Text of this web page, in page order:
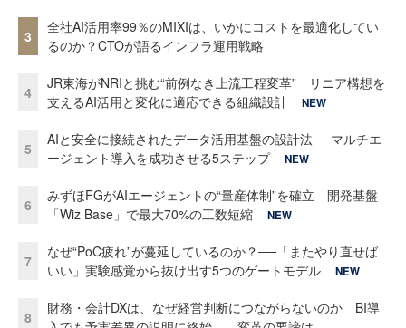
3
全社AI活用率99％のMIXIは、いかにコストを最適化してい
るのか？CTOが語るインフラ運用戦略
4
JR東海がNRIと挑む“前例なき上流工程変革” リニア構想を
支えるAI活用と変化に適応できる組織設計
NEW
5
AIと安全に接続されたデータ活用基盤の設計法──マルチエ
ージェント導入を成功させる5ステップ
NEW
6
みずほFGがAIエージェントの“量産体制”を確立 開発基盤
「Wiz Base」で最大70%の工数短縮
NEW
7
なぜ“PoC疲れ”が蔓延しているのか？──「またやり直せば
いい」実験感覚から抜け出す5つのゲートモデル
NEW
8
財務・会計DXは、なぜ経営判断につながらないのか BI導